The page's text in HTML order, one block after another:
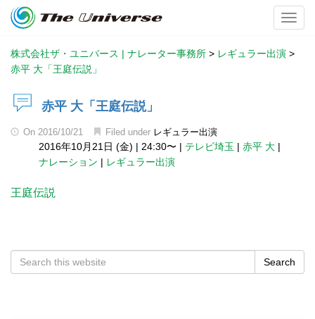
株式会社ザ・ユニバース | ナレーター事務所 > レギュラー出演 >
赤平 大「王庭伝説」
赤平 大「王庭伝説」
On 2016/10/21 Filed under レギュラー出演
2016年10月21日 (金) | 24:30〜 | テレビ埼玉 | 赤平 大 |
ナレーション | レギュラー出演
王庭伝説
Search